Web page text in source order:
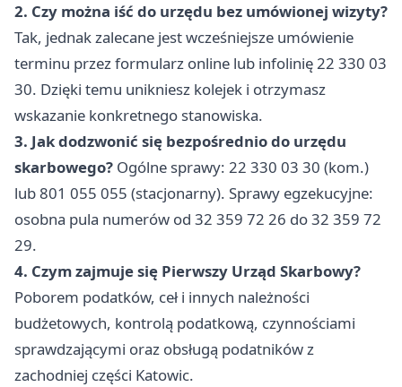
2. Czy można iść do urzędu bez umówionej wizyty?
Tak, jednak zalecane jest wcześniejsze umówienie
terminu przez formularz online lub infolinię 22 330 03
30. Dzięki temu unikniesz kolejek i otrzymasz
wskazanie konkretnego stanowiska.
3. Jak dodzwonić się bezpośrednio do urzędu
skarbowego? Ogólne sprawy: 22 330 03 30 (kom.)
lub 801 055 055 (stacjonarny). Sprawy egzekucyjne:
osobna pula numerów od 32 359 72 26 do 32 359 72
29.
4. Czym zajmuje się Pierwszy Urząd Skarbowy?
Poborem podatków, ceł i innych należności
budżetowych, kontrolą podatkową, czynnościami
sprawdzającymi oraz obsługą podatników z
zachodniej części Katowic.